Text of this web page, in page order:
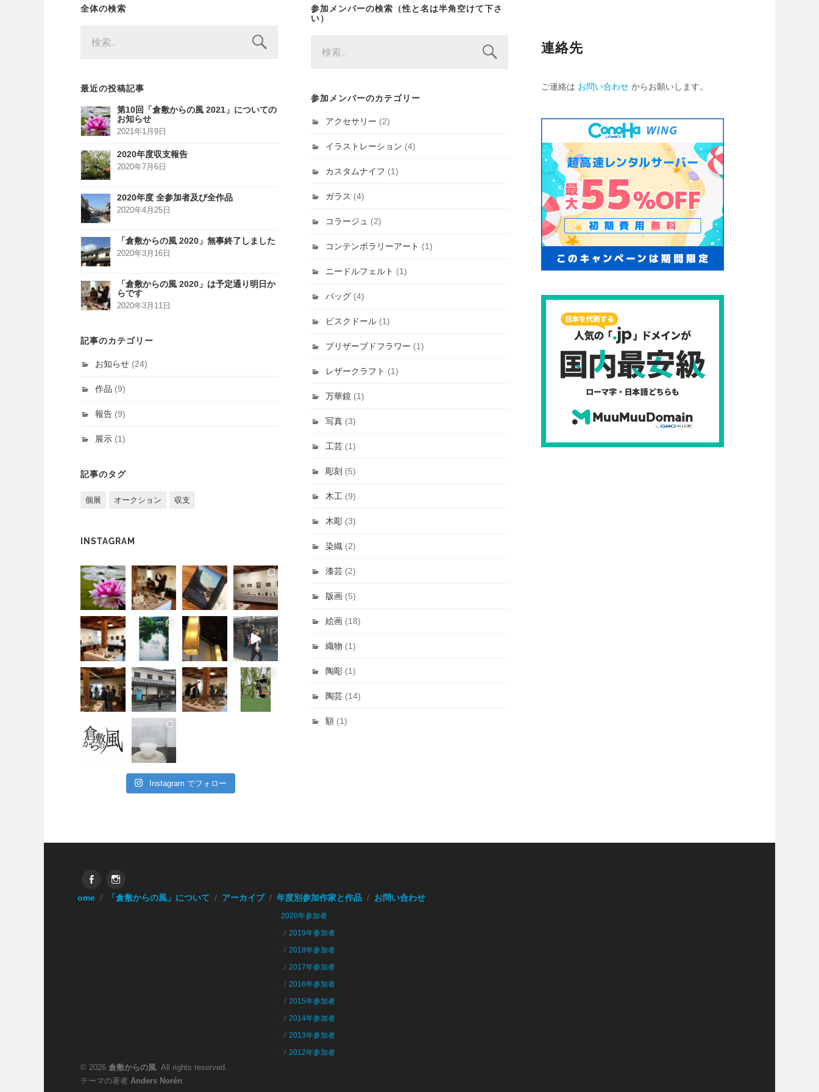
全体の検索
最近の投稿記事
第10回「倉敷からの風 2021」についての
お知らせ
2021年1月9日
2020年度収支報告
2020年7月6日
2020年度 全参加者及び全作品
2020年4月25日
「倉敷からの風 2020」無事終了しました
2020年3月16日
「倉敷からの風 2020」は予定通り明日か
らです
2020年3月11日
記事のカテゴリー
お知らせ (24)
作品 (9)
報告 (9)
展示 (1)
記事のタグ
個展 オークション 収支
INSTAGRAM
Instagram でフォロー
参加メンバーの検索（性と名は半角空けて下さ
い）
参加メンバーのカテゴリー
アクセサリー (2)
イラストレーション (4)
カスタムナイフ (1)
ガラス (4)
コラージュ (2)
コンテンポラリーアート (1)
ニードルフェルト (1)
バッグ (4)
ビスクドール (1)
プリザーブドフラワー (1)
レザークラフト (1)
万華鏡 (1)
写真 (3)
工芸 (1)
彫刻 (5)
木工 (9)
木彫 (3)
染織 (2)
漆芸 (2)
版画 (5)
絵画 (18)
織物 (1)
陶彫 (1)
陶芸 (14)
額 (1)
連絡先
ご連絡は お問い合わせ からお願いします。
FacebookInstagram
Home 「倉敷からの風」について アーカイブ 年度別参加作家と作品
2020年参加者
2019年参加者
2018年参加者
2017年参加者
2016年参加者
2015年参加者
2014年参加者
2013年参加者
2012年参加者
お問い合わせ
© 2026 倉敷からの風. All rights reserved.
テーマの著者 Anders Norén.